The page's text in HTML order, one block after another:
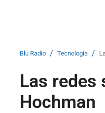
Blu Radio / Tecnología /
Las redes
Hochman